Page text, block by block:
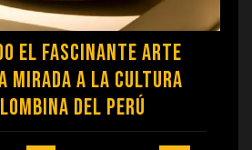
el Fascinante Arte
Mirada a la Cultura
del Perú